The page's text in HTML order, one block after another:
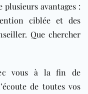
avantages :
ciblée et des
Que chercher
vous à la fin de
de toutes vos